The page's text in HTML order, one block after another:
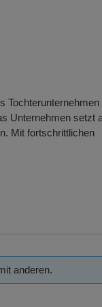
Tochterunternehmen
Unternehmen setzt
Mit fortschrittlichen
anderen.